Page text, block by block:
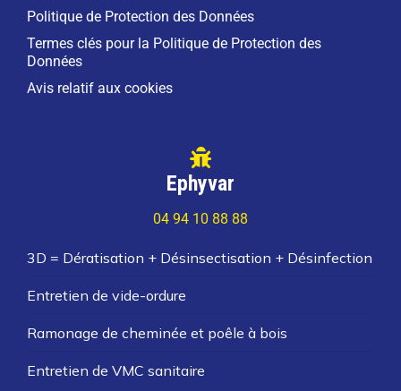
Politique de Protection des Données
Termes clés pour la Politique de Protection des
Données
Avis relatif aux cookies
Ephyvar
04 94 10 88 88
3D = Dératisation + Désinsectisation + Désinfection
Entretien de vide-ordure
Ramonage de cheminée et poêle à bois
Entretien de VMC sanitaire